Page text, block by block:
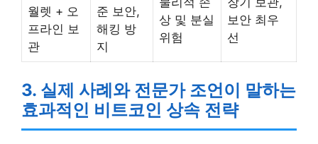
월렛 + 오
프라인 보
관
준 보안,
해킹 방
지
상 및 분실
위험
보안 최우
선
3. 실제 사례와 전문가 조언이 말하는
효과적인 비트코인 상속 전략